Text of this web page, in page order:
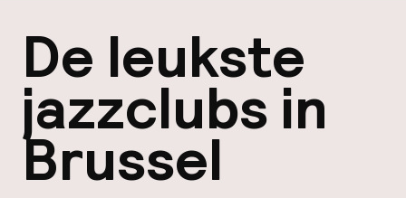
De leukste
jazzclubs in
Brussel